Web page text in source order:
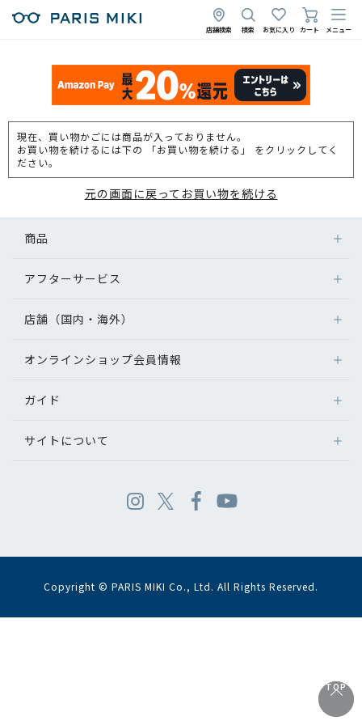
店舗検索 検索 お気に入り カート メニュー
現在、買い物かごには商品が入っておりません。
お買い物を続けるには下の 「お買い物を続ける」 をクリックしてく
ださい。
元の画面に戻ってお買い物を続ける
TOP
TOP
商品
アフターサービス
店舗（国内・海外）
オンラインショップ会員情報
ガイド
サイトについて
Copyright © PARIS MIKI Co., Ltd. All Rights Reserved.